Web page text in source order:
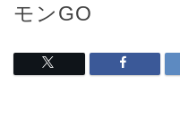
モンGO